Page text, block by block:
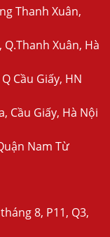
Thanh Xuân,
Xuân, Hà
Cầu Giấy, HN
Cầu Giấy, Hà Nội
Nam Từ
8, P11, Q3,